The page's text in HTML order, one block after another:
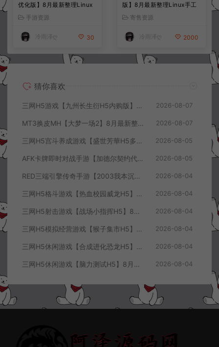
优化版】8月最新整理Linux
手工服务端+CDK授权后台
+全资源安卓+详细搭建教程
+视频教程
手游资源
冷雨泽ღ 30
版】8月最新整理Linux手工
服务端+前后端全套源码+CD
K授权后台+安卓苹果双端
+详细搭建教程+视频教程
寄售资源
冷雨泽ღ 2000
猜你喜欢
三网H5游戏【九州长生衍H5内购版】8月最新整理Linux手工服务端+管理后台+GM授权后台+简易安卓客户端+详细搭建教程+视频教程 2026-08-07
MT3换皮MH【大梦一场2】8月最新整理Linux手工服务端+源码+管理后台+安卓苹果双端+详细搭建教程+视频教程 2026-08-07
三网H5宫斗养成游戏【盛世芳華H5多区跨服代金券内购优化版】8月最新整理Linux手工服务端+CDK授权后台+全资源安卓+详细搭建教程+视频教程 2026-08-05
AFK卡牌即时对战手游【加德尔契约代金券内购修复版】8月最新整理Linux手工服务端+前后端全套源码+CDK授权后台+安卓苹果双端+详细搭建教程+视频教程 2026-08-05
RED三端引擎传奇手游【2003我本沉默三职业】8月最新整理Win一键服务端+PC安卓+详细搭建教程 2026-08-04
三网H5格斗游戏【热血校园威龙H5】8月最新整理Linux手工服务端+Win一键服务端+解压即玩+简易安卓客户端+详细搭建教程 2026-08-04
三网H5射击游戏【战场小指挥H5】8月最新整理Linux手工服务端+Win一键服务端+解压即玩+简易安卓客户端+详细搭建教程 2026-08-04
三网H5模拟经营游戏【猴子集市H5】8月最新整理Linux手工服务端+Win一键服务端+解压即玩+简易安卓客户端+详细搭建教程 2026-08-04
三网H5休闲游戏【合成进化恐龙H5】8月最新整理Linux手工服务端+Win一键服务端+解压即玩+简易安卓客户端+详细搭建教程 2026-08-04
三网H5休闲游戏【脑力测试H5】8月最新整理Linux手工服务端+Win一键服务端+解压即玩+简易安卓客户端+详细搭建教程 2026-08-04